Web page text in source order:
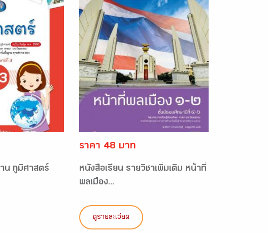
น ภูมิศาสตร์
ราคา 48 บาท
หนังสือเรียน รายวิชาเพิ่มเติม หน้าที่
พลเมือง...
ดูรายละเอียด